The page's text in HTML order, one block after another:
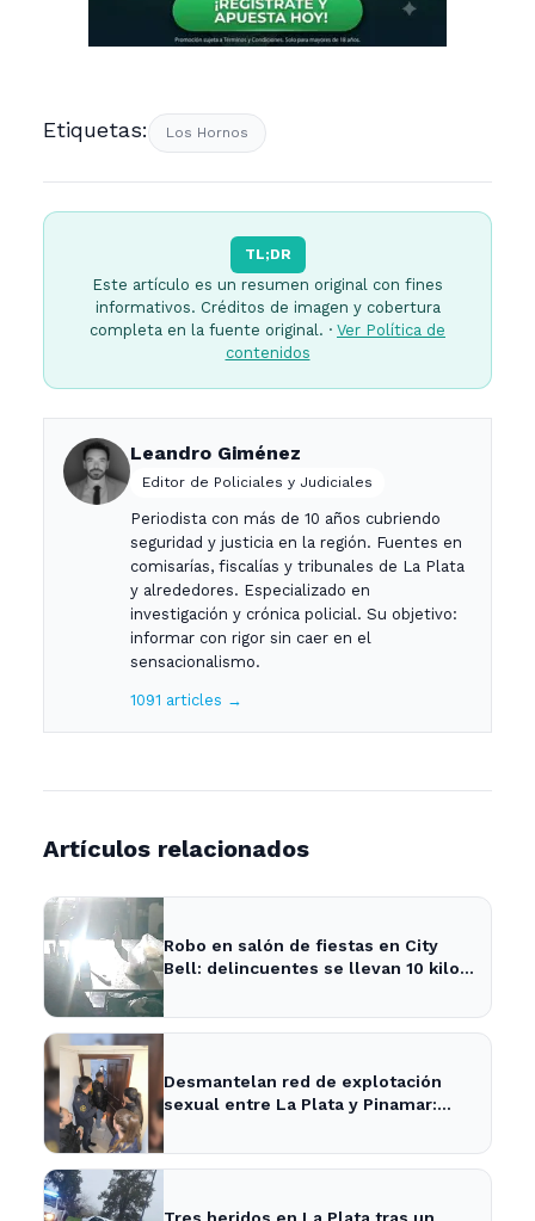
Etiquetas: Los Hornos
TL;DR
Este artículo es un resumen original con fines
informativos. Créditos de imagen y cobertura
completa en la fuente original. · Ver Política de
contenidos
Leandro Giménez
Editor de Policiales y Judiciales
Periodista con más de 10 años cubriendo
seguridad y justicia en la región. Fuentes en
comisarías, fiscalías y tribunales de La Plata
y alrededores. Especializado en
investigación y crónica policial. Su objetivo:
informar con rigor sin caer en el
sensacionalismo.
1091 articles →
Artículos relacionados
Robo en salón de fiestas en City
Bell: delincuentes se llevan 10 kilos
Desmantelan red de explotación
sexual entre La Plata y Pinamar: